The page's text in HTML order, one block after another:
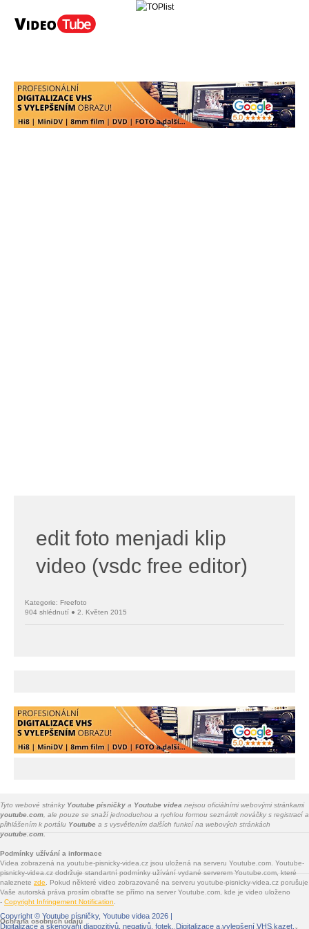
edit foto menjadi klip
video (vsdc free editor)
Kategorie: Freefoto
904 shlédnutí ● 2. Květen 2015
Tyto webové stránky Youtube písničky a Youtube videa nejsou oficiálními webovými stránkami
youtube.com , ale pouze se snaží jednoduchou a rychlou formou seznámit nováčky s registrací a
přihlášením k portálu Youtube a s vysvětlením dalších funkcí na webových stránkách
youtube.com.
Podmínky užívání a informace
Videa zobrazená na youtube-pisnicky-videa.cz jsou uložená na serveru Youtube.com. Youtube-
pisnicky-videa.cz dodržuje standartní podmínky užívání vydané serverem Youtube.com, které
naleznete zde . Pokud některé video zobrazované na serveru youtube-pisnicky-videa.cz porušuje
Vaše autorská práva prosím obraťte se přímo na server Youtube.com, kde je video uloženo
- Copyright Infringement Notification
Ochrana osobních údajů
Copyright © Youtube písničky, Youtube videa 2026 |
Digitalizace a skenování diapozitivů, negativů, fotek . Digitalizace a vylepšení VHS kazet.